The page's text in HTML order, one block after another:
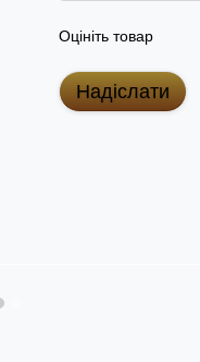
Оцініть товар
Надіслати